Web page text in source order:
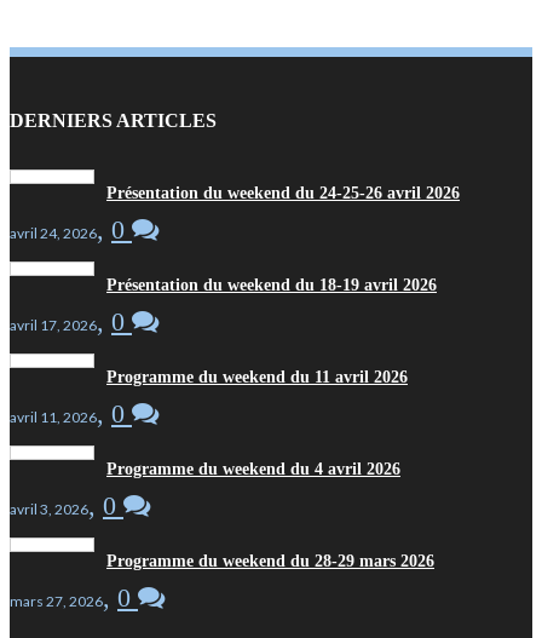
DERNIERS ARTICLES
Présentation du weekend du 24-25-26 avril 2026
avril 24, 2026, 0
Présentation du weekend du 18-19 avril 2026
avril 17, 2026, 0
Programme du weekend du 11 avril 2026
avril 11, 2026, 0
Programme du weekend du 4 avril 2026
avril 3, 2026, 0
Programme du weekend du 28-29 mars 2026
mars 27, 2026, 0